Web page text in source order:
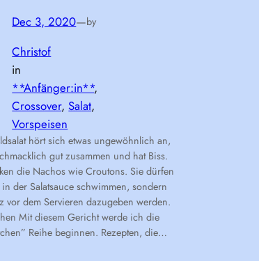
Dec 3, 2020—by
Christof
in
**Anfänger:in**
Crossover, Salat
Vorspeisen
hört sich etwas ungewöhnlich an,
gut zusammen und hat Biss.
die Nachos wie Croutons. Sie dürfen
der Salatsauce schwimmen, sondern
vor dem Servieren dazugeben werden.
Mit diesem Gericht werde ich die
Reihe beginnen. Rezepten, die…